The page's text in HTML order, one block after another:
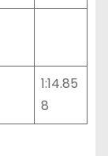
1:14.85
8